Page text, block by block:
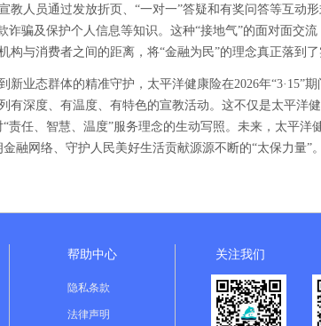
教人员通过发放折页、“一对一”答疑和有奖问答等互动
诈骗及保护个人信息等知识。这种“接地气”的面对面交
构与消费者之间的距离，将“金融为民”的理念真正落到了
新业态群体的精准守护，太平洋健康险在2026年“3·15”期
有深度、有温度、有特色的宣教活动。这不仅是太平洋
责任、智慧、温度”服务理念的生动写照。未来，太平洋
融网络、守护人民美好生活贡献源源不断的“太保力量”。
帮助中心
隐私条款
法律声明
关注我们